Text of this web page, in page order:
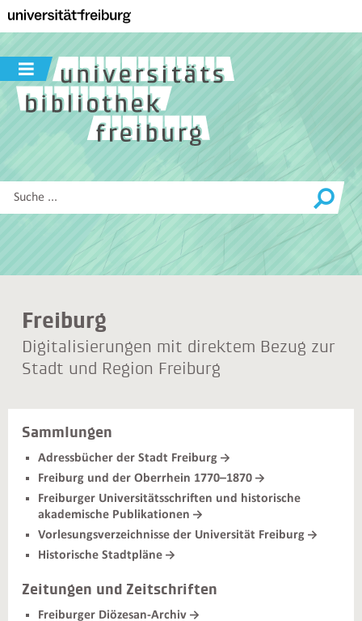
Hauptnavigation
Seite
Zum
Hauptinhalt
dieser
Suche
Navigation
ein-
/
ausblenden
Website
Freiburg
Digitalisierungen mit direktem Bezug zur
Stadt und Region Freiburg
Sammlungen
Adressbücher der Stadt Freiburg
Freiburg und der Oberrhein 1770–1870
Freiburger Universitätsschriften und historische
akademische Publikationen
Vorlesungsverzeichnisse der Universität Freiburg
Historische Stadtpläne
Zeitungen und Zeitschriften
Freiburger Diözesan-Archiv